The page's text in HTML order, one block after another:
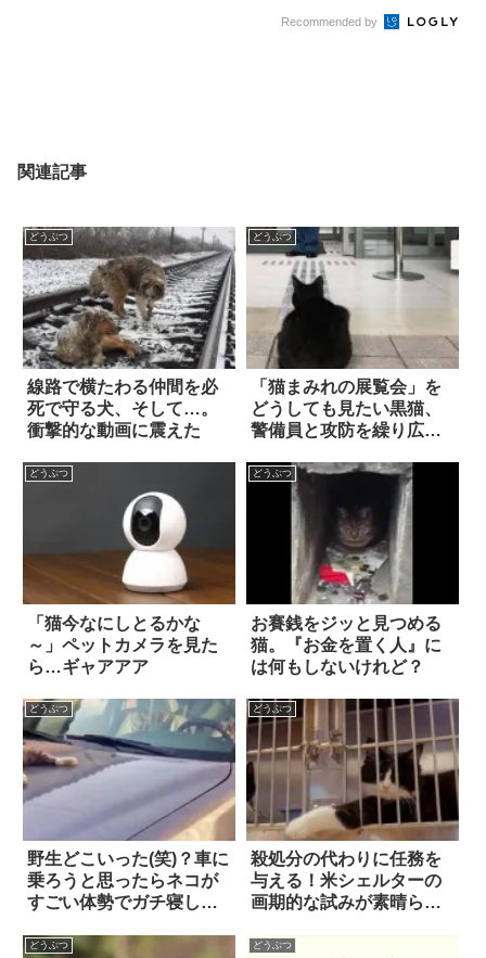
Recommended by
関連記事
どうぶつ
線路で横たわる仲間を必
死で守る犬、そして…。
衝撃的な動画に震えた
どうぶつ
「猫まみれの展覧会」を
どうしても見たい黒猫、
警備員と攻防を繰り広げ
どうぶつ
「猫今なにしとるかな
～」ペットカメラを見た
ら…ギャアアア
どうぶつ
お賽銭をジッと見つめる
猫。『お金を置く人』に
は何もしないけれど？
どうぶつ
野生どこいった(笑)？車に
乗ろうと思ったらネコが
すごい体勢でガチ寝して
どうぶつ
殺処分の代わりに任務を
与える！米シェルターの
画期的な試みが素晴らし
どうぶつ どうぶつ